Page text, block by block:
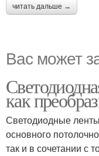
читать дальше →
Вас может
как
Светодиодные ленты
основного
так и в сочетании с